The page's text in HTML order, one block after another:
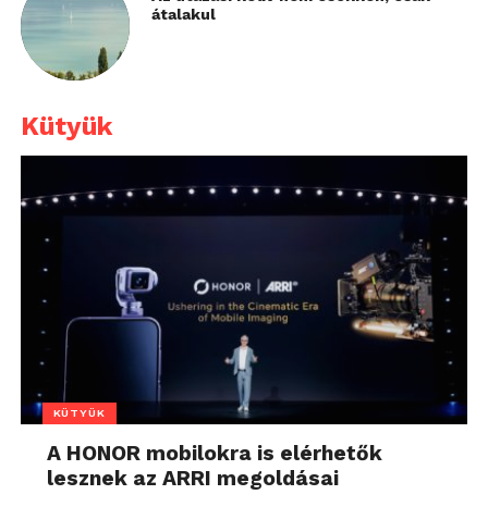
átalakul
Kütyük
KÜTYÜK
A HONOR mobilokra is elérhetők
lesznek az ARRI megoldásai